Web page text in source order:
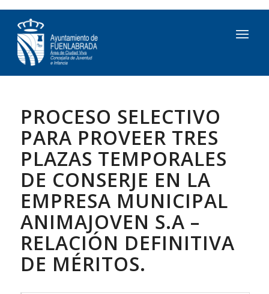
PROCESO SELECTIVO
PARA PROVEER TRES
PLAZAS TEMPORALES
DE CONSERJE EN LA
EMPRESA MUNICIPAL
ANIMAJOVEN S.A –
RELACIÓN DEFINITIVA
DE MÉRITOS.